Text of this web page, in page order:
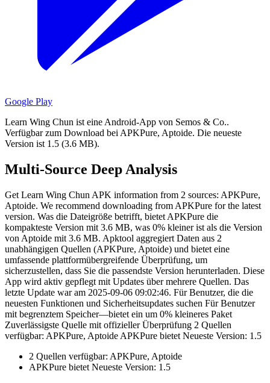
Google Play
Learn Wing Chun ist eine Android-App von Semos & Co..
Verfügbar zum Download bei APKPure, Aptoide. Die neueste
Version ist 1.5 (3.6 MB).
Multi-Source Deep Analysis
Get Learn Wing Chun APK information from 2 sources: APKPure,
Aptoide. We recommend downloading from APKPure for the latest
version. Was die Dateigröße betrifft, bietet APKPure die
kompakteste Version mit 3.6 MB, was 0% kleiner ist als die Version
von Aptoide mit 3.6 MB. Apktool aggregiert Daten aus 2
unabhängigen Quellen (APKPure, Aptoide) und bietet eine
umfassende plattformübergreifende Überprüfung, um
sicherzustellen, dass Sie die passendste Version herunterladen. Diese
App wird aktiv gepflegt mit Updates über mehrere Quellen. Das
letzte Update war am 2025-09-06 09:02:46. Für Benutzer, die die
neuesten Funktionen und Sicherheitsupdates suchen Für Benutzer
mit begrenztem Speicher—bietet ein um 0% kleineres Paket
Zuverlässigste Quelle mit offizieller Überprüfung 2 Quellen
verfügbar: APKPure, Aptoide APKPure bietet Neueste Version: 1.5
2 Quellen verfügbar: APKPure, Aptoide
APKPure bietet Neueste Version: 1.5